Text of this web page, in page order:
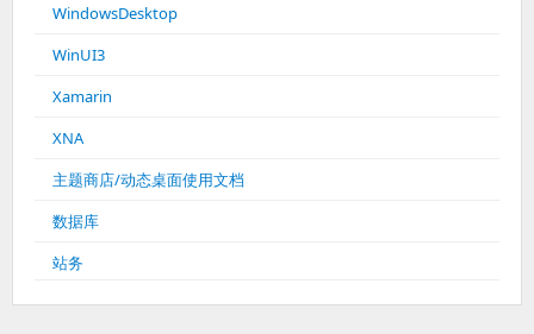
WindowsDesktop
WinUI3
Xamarin
XNA
主题商店/动态桌面使用文档
数据库
站务